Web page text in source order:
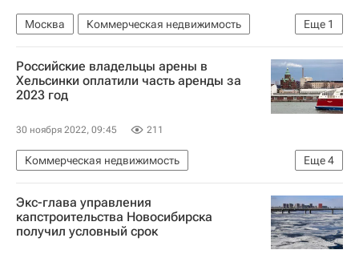
Еще 1
Москва
Коммерческая недвижимость
Налоги
Российские владельцы арены в
Хельсинки оплатили часть аренды за
2023 год
30 ноября 2022, 09:45 211
Еще4
Коммерческая недвижимость
Роман Ротенберг
Геннадий Тимченко
Хельсинки
Финляндия
Экс-глава управления
капстроительства Новосибирска
получил условный срок